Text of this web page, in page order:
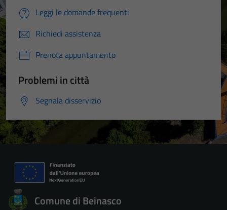
Leggi le domande frequenti
Richiedi assistenza
Prenota appuntamento
Problemi in città
Segnala disservizio
Comune di Beinasco